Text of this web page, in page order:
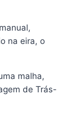
na eira, o
malha,
de Trás-